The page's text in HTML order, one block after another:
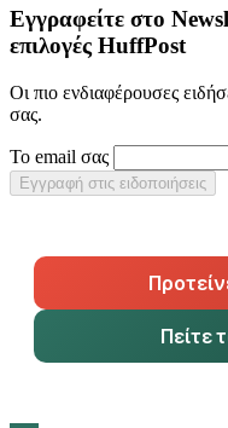
Εγγραφείτε στο
επιλογές HuffPost
Οι πιο ενδιαφέρουσες
σας.
Το email σας
Εγγραφή στις ειδοποιήσεις
Πείτε